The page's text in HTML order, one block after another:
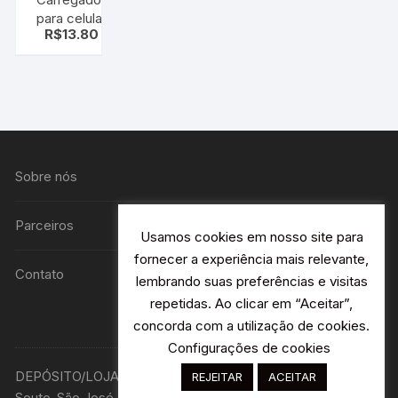
para celular
(smartphone)
R$13.80
Sobre nós
Parceiros
Contato
DEPÓSITO/LOJA R. Avião Bandeirantes 115 H2- Jardim
Usamos cookies em nosso site para
fornecer a experiência mais relevante,
lembrando suas preferências e visitas
repetidas. Ao clicar em “Aceitar”,
concorda com a utilização de cookies.
Configurações de cookies
REJEITAR ACEITAR